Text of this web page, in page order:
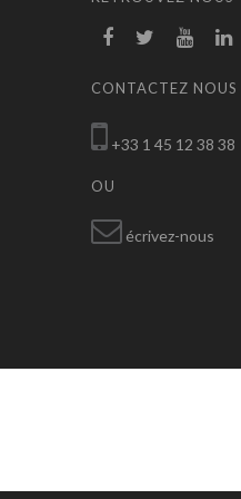
CONTACTEZ NOUS
+33 1 45 12 38 38
OU
écrivez-nous